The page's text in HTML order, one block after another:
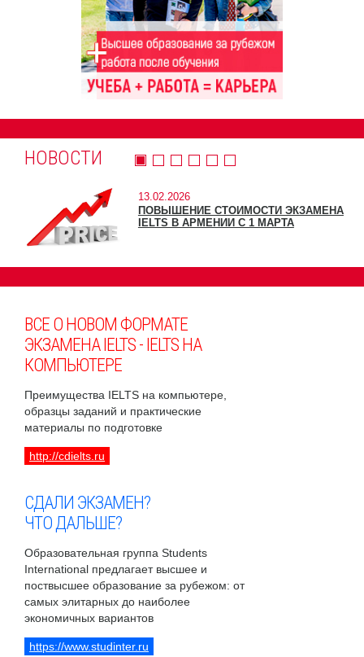
НОВОСТИ
13.02.2026
ПОВЫШЕНИЕ СТОИМОСТИ ЭКЗАМЕНА
IELTS В АРМЕНИИ С 1 МАРТА
ВСЕ О НОВОМ ФОРМАТЕ
ЭКЗАМЕНА IELTS - IELTS НА
КОМПЬЮТЕРЕ
Преимущества IELTS на компьютере,
образцы заданий и практические
материалы по подготовке
http://cdielts.ru
СДАЛИ ЭКЗАМЕН?
ЧТО ДАЛЬШЕ?
Образовательная группа Students
International предлагает высшее и
поствысшее образование за рубежом: от
самых элитарных до наиболее
экономичных вариантов
https://www.studinter.ru